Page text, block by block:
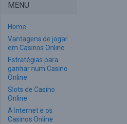
MENU
Home
Vantagens de jogar
em Casinos Online
Estratégias para
ganhar num Casino
Online
Slots de Casino
Online
A Internet e os
Casinos Online